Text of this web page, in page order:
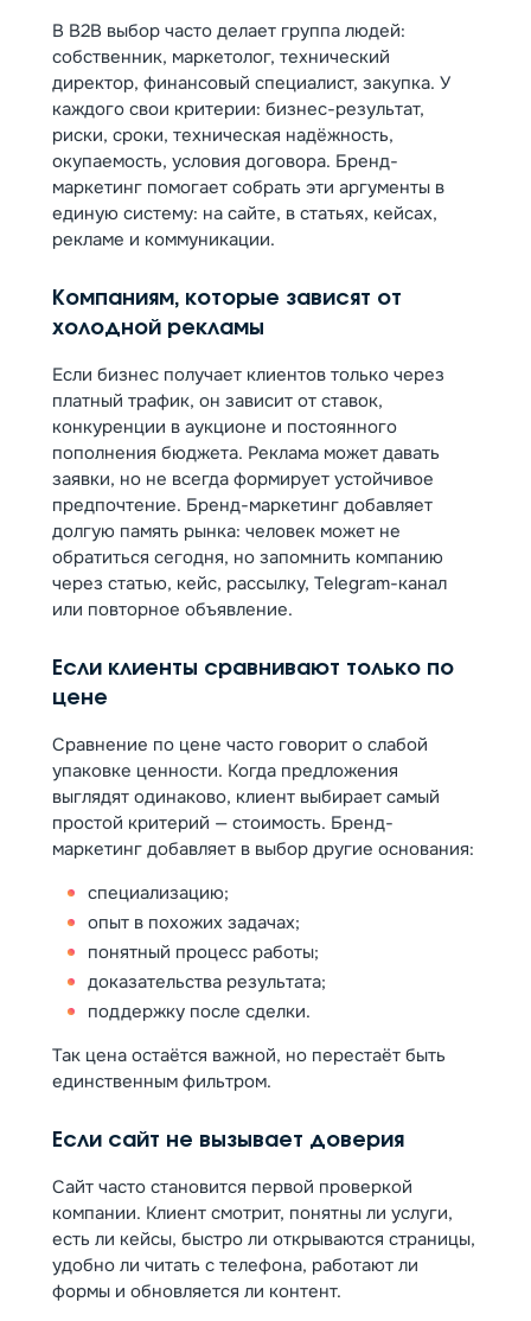
В B2B выбор часто делает группа людей:
собственник, маркетолог, технический
директор, финансовый специалист, закупка. У
каждого свои критерии: бизнес-результат,
риски, сроки, техническая надёжность,
окупаемость, условия договора. Бренд-
маркетинг помогает собрать эти аргументы в
единую систему: на сайте, в статьях, кейсах,
рекламе и коммуникации.
Компаниям, которые зависят от
холодной рекламы
Если бизнес получает клиентов только через
платный трафик, он зависит от ставок,
конкуренции в аукционе и постоянного
пополнения бюджета. Реклама может давать
заявки, но не всегда формирует устойчивое
предпочтение. Бренд-маркетинг добавляет
долгую память рынка: человек может не
обратиться сегодня, но запомнить компанию
через статью, кейс, рассылку, Telegram-канал
или повторное объявление.
Если клиенты сравнивают только по
цене
Сравнение по цене часто говорит о слабой
упаковке ценности. Когда предложения
выглядят одинаково, клиент выбирает самый
простой критерий — стоимость. Бренд-
маркетинг добавляет в выбор другие основания:
специализацию;
опыт в похожих задачах;
понятный процесс работы;
доказательства результата;
поддержку после сделки.
Так цена остаётся важной, но перестаёт быть
единственным фильтром.
Если сайт не вызывает доверия
Сайт часто становится первой проверкой
компании. Клиент смотрит, понятны ли услуги,
есть ли кейсы, быстро ли открываются страницы,
удобно ли читать с телефона, работают ли
формы и обновляется ли контент.